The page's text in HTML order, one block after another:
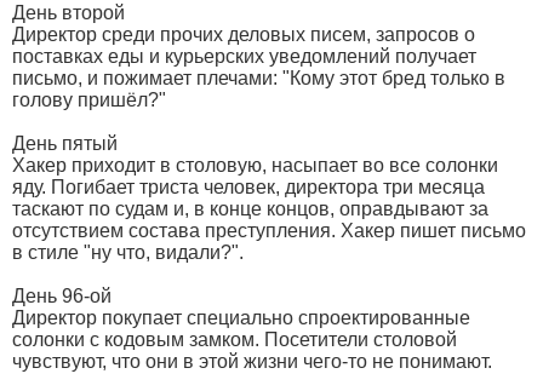
День второй
Директор среди прочих деловых писем, запросов о
поставках еды и курьерских уведомлений получает
письмо, и пожимает плечами: "Кому этот бред только в
голову пришёл?"
День пятый
Хакер приходит в столовую, насыпает во все солонки
яду. Погибает триста человек, директора три месяца
таскают по судам и, в конце концов, оправдывают за
отсутствием состава преступления. Хакер пишет письмо
в стиле "ну что, видали?".
День 96-ой
Директор покупает специально спроектированные
солонки с кодовым замком. Посетители столовой
чувствуют, что они в этой жизни чего-то не понимают.